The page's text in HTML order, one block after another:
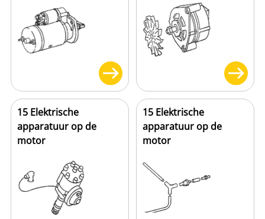
15 Elektrische
apparatuur op de
motor
15 Elektrische
apparatuur op de
motor